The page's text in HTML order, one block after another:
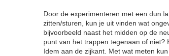
Door de experimenteren met een dun
zitten/sturen, kun je uit vinden wat
bijvoorbeeld naast het midden op de
punt van het trappen tegenaan of niet?
Idem aan de zijkant. Met wat meten